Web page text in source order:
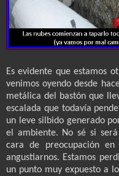
Es evidente que estamos
venimos oyendo desde
metálica del bastón que
escalada que todavía
un leve silbido generado
el ambiente. No sé si
cara de preocupación
angustiarnos. Estamos
un punto muy expuesto a